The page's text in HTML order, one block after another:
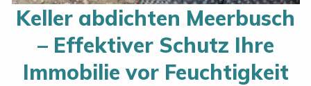
Keller abdichten Meerbusch
– Effektiver Schutz Ihre
Immobilie vor Feuchtigkeit